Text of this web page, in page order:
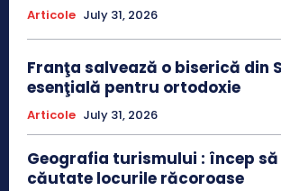
Articole July 31, 2026
Franţa salvează o biserică din
esenţială pentru ortodoxie
Articole July 31, 2026
Geografia turismului : încep
căutate locurile răcoroase